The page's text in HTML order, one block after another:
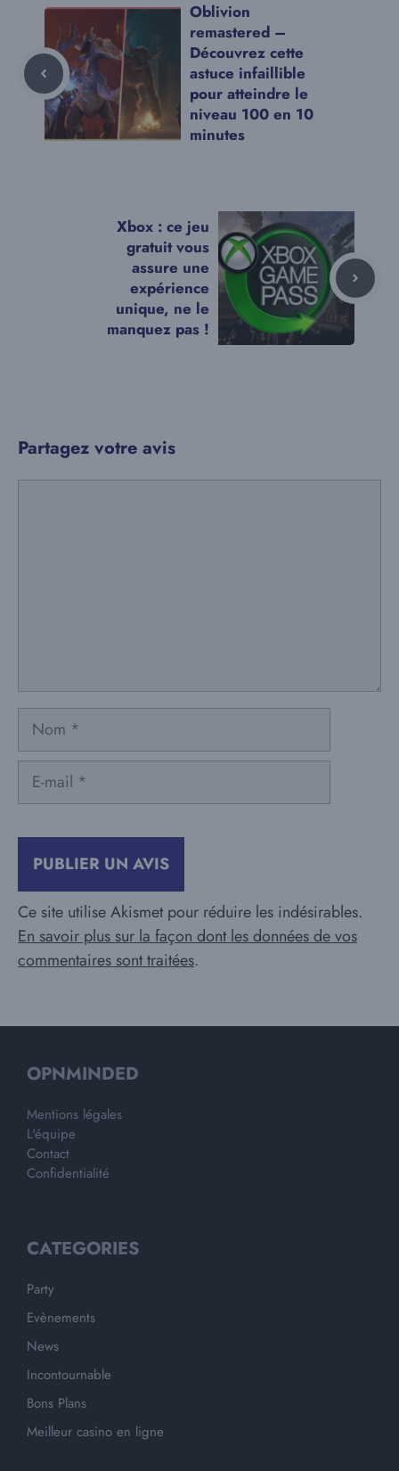
Oblivion
remastered –
Découvrez cette
astuce infaillible
pour atteindre le
niveau 100 en 10
minutes
Xbox : ce jeu
gratuit vous
assure une
expérience
unique, ne le
manquez pas !
Partagez votre avis
Nom
mail
Ce site utilise Akismet pour réduire les indésirables.
En savoir plus sur la façon dont les données de vos
commentaires sont traitées.
OPNMINDED
Mentions légales
L'équipe
Contact
Confidentialité
CATEGORIES
Party
Evènements
News
Incontournable
Bons Plans
Meilleur casino en ligne